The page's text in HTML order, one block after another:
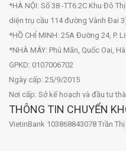
*HÀ NỘI: Số 38 -TT6.2C Khu Đô
diện trụ cầu 114 đường Vành Đai
*HỒ CHÍ MINH: 25A Đường 24, P.
*NHÀ MÁY: Phú Mãn, Quốc Oai,
GPKD: 0107006702
Ngày cấp: 25/9/2015
Nơi cấp: Sở kế hoạch và đầu tư
THÔNG TIN CHUYỂN
VietinBank 103868843078 Trần